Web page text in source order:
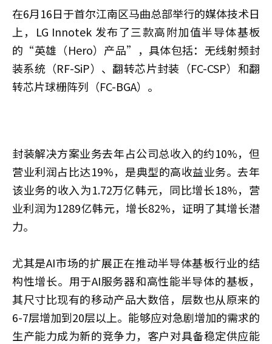
在6月16日于首尔江南区马曲总部举行的媒体技术日
上，LG Innotek 发布了三款高附加值半导体基板
的“英雄（Hero）产品”，具体包括：无线射频封
装系统（RF-SiP）、翻转芯片封装（FC-CSP）和翻
转芯片球栅阵列（FC-BGA）。
封装解决方案业务去年占公司总收入的约10%，但
营业利润占比达19%，是典型的高收益业务。去年
该业务的收入为1.72万亿韩元，同比增长18%，营
业利润为1289亿韩元，增长82%，证明了其增长潜
力。
尤其是AI市场的扩展正在推动半导体基板行业的结
构性增长。用于AI服务器和高性能半导体的基板，
其尺寸比现有的移动产品大数倍，层数也从原来的
6-7层增加到20层以上。能够应对急剧增加的需求的
生产能力成为新的竞争力，客户对具备稳定供应能